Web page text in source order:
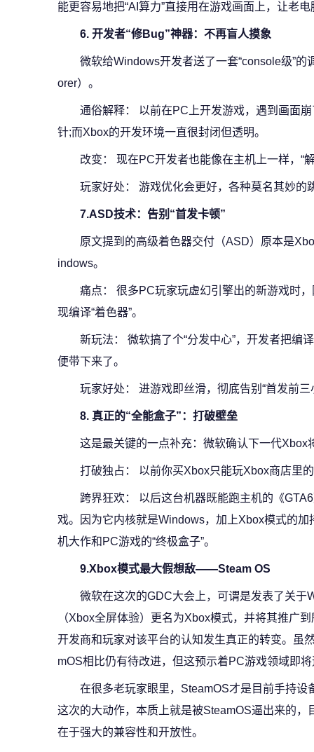
能更容易地把“AI算力”直接用在游戏画面上，让老
6. 开发者“修Bug”神器：不再盲人摸象
微软给Windows开发者送了一套“console级”
orer）。
通俗解释： 以前在PC上开发游戏，遇到画面
针;而Xbox的开发环境一直很封闭但透明。
改变： 现在PC开发者也能像在主机上一样，“
玩家好处： 游戏优化会更好，各种莫名其妙的
7.ASD技术：告别“首发卡顿”
原文提到的高级着色器交付（ASD）原本是
indows。
痛点： 很多PC玩家玩虚幻引擎出的新游戏时
现编译“着色器”。
新玩法： 微软搞了个“分发中心”，开发者把编
便带下来了。
玩家好处： 进游戏即丝滑，彻底告别“首发前
8. 真正的“全能盒子”：打破壁垒
这是最关键的一点补充：微软确认下一代Xbox
打破独占： 以前你买Xbox只能玩Xbox商店里
跨界狂欢： 以后这台机器既能跑主机的《
戏。因为它内核就是Windows，加上Xbox模式的
机大作和PC游戏的“终极盒子”。
9.Xbox模式最大假想敌——Steam OS
微软在这次的GDC大会上，可谓是发表了关
（Xbox全屏体验）更名为Xbox模式，并将其推广
开发商和玩家对该平台的认知发生真正的转变。虽
mOS相比仍有待改进，但这预示着PC游戏领域即
在很多老玩家眼里，SteamOS才是目前手持设
这次的大动作，本质上就是被SteamOS逼出来的
在于强大的兼容性和开放性。